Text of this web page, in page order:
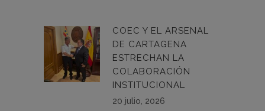
COEC Y EL ARSENAL
DE CARTAGENA
ESTRECHAN LA
COLABORACIÓN
INSTITUCIONAL
20 julio, 2026